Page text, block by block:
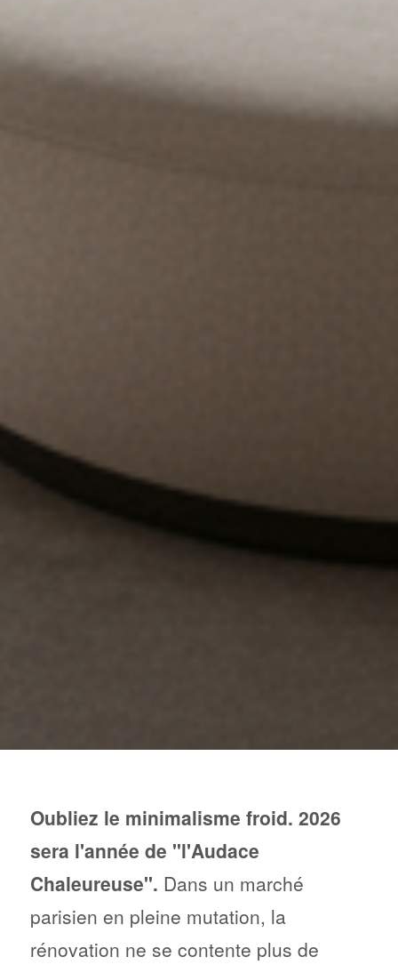
Oubliez le minimalisme froid. 2026
sera l'année de "l'Audace
Chaleureuse". Dans un marché
parisien en pleine mutation, la
rénovation ne se contente plus de